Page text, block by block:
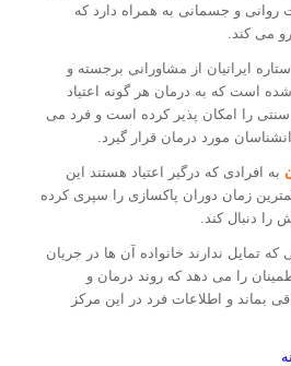
روانی و جسمانی به همراه دارد که
می کند.
ایرانیان از مشاورانی برجسته و
است که به درمان هر گونه اعتیاد
را امکان پذیر کرده است و فرد می
مورد درمان قرار گیرد.
به افرادی که درگیر اعتیاد هستند این
زمان دوران پاکسازی را سپری کرده
را دنبال کند.
تمایل ندارند خانواده آن ها در جریان
را می دهد که روند درمان و
بماند و اطلاعات فرد در این مرکز